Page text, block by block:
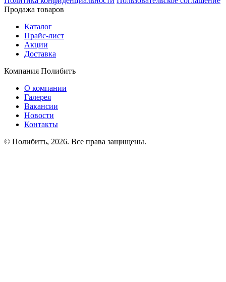
Продажа товаров
Каталог
Прайс-лист
Акции
Доставка
Компания Полибитъ
О компании
Галерея
Вакансии
Новости
Контакты
© Полибитъ, 2026. Все права защищены.